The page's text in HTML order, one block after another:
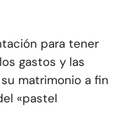
para tener
gastos y las
matrimonio a fin
«pastel